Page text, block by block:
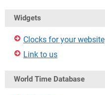
Widgets
Clocks for your website
Link to us
World Time Database